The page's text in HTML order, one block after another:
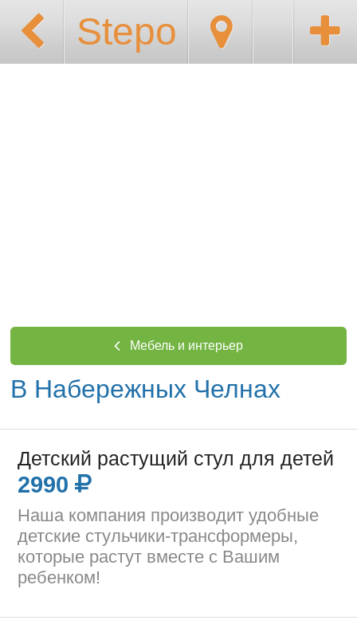
Stepo
Мебель и интерьер
В Набережных Челнах
Детский растущий стул для детей
2990
Наша компания производит удобные
детские стульчики-трансформеры,
которые растут вместе с Вашим
ребенком!